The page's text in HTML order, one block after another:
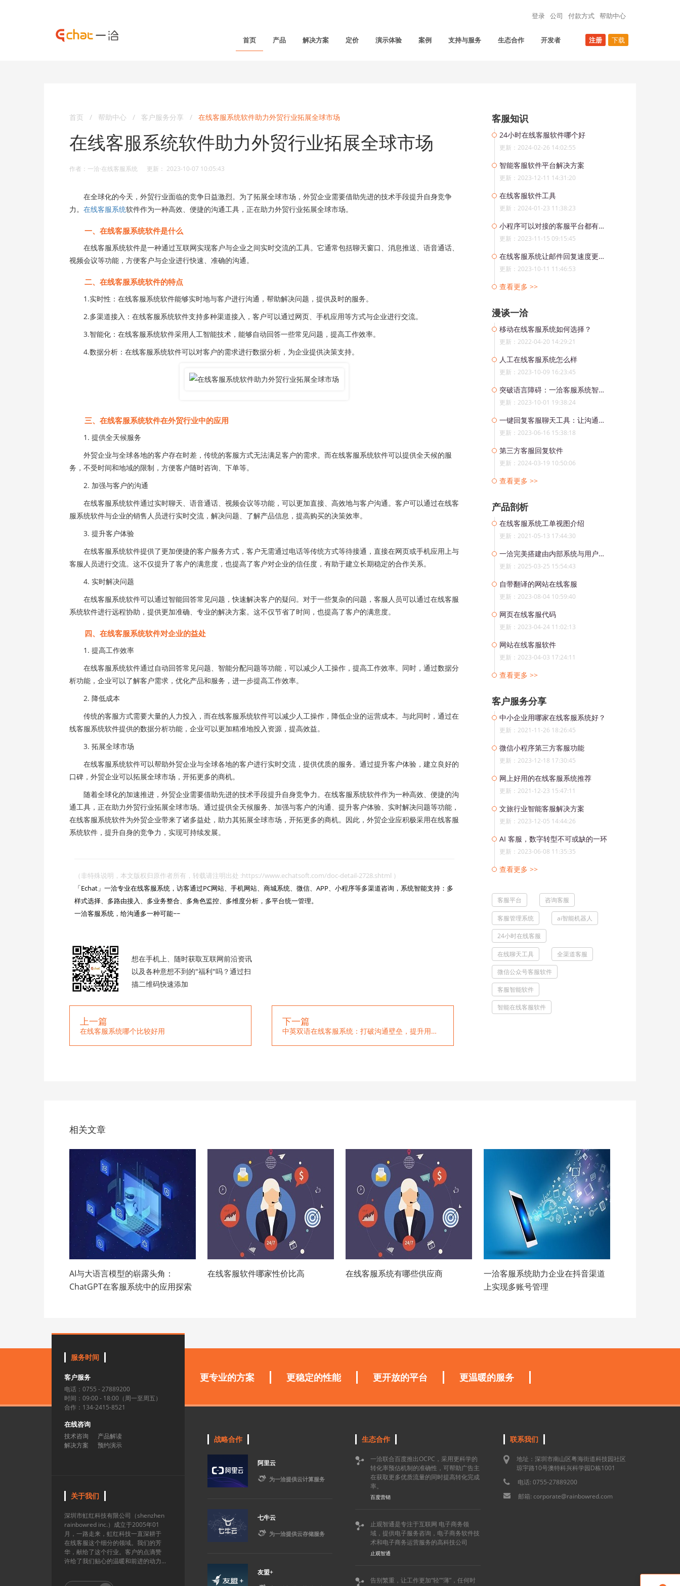
登录 公司 付款方式 帮助中心
首页 产品 解决方案 定价 演示体验 案例 支持与服务 生态合作 开发者 注册 下载
首页 / 帮助中心 / 客户服务分享 / 在线客服系统软件助力外贸行业拓展全球市场
在线客服系统软件助力外贸行业拓展全球市场
作者：一洽·在线客服系统 更新： 2023-10-07 10:05:43
在全球化的今天，外贸行业面临的竞争日益激烈。为了拓展全球市场，外贸企业需要借助先进的技术手段提升自身竞争
力。 在线客服系统软件作为一种高效、便捷的沟通工具，正在助力外贸行业拓展全球市场。
一、在线客服系统软件是什么
在线客服系统软件是一种通过互联网实现客户与企业之间实时交流的工具。它通常包括聊天窗口、消息推送、语音通话、
视频会议等功能，方便客户与企业进行快速、准确的沟通。
二、在线客服系统软件的特点
1.实时性：在线客服系统软件能够实时地与客户进行沟通，帮助解决问题，提供及时的服务。
2.多渠道接入：在线客服系统软件支持多种渠道接入，客户可以通过网页、手机应用等方式与企业进行交流。
3.智能化：在线客服系统软件采用人工智能技术，能够自动回答一些常见问题，提高工作效率。
4.数据分析：在线客服系统软件可以对客户的需求进行数据分析，为企业提供决策支持。
三、在线客服系统软件在外贸行业中的应用
1. 提供全天候服务
外贸企业与全球各地的客户存在时差，传统的客服方式无法满足客户的需求。而在线客服系统软件可以提供全天候的服
务，不受时间和地域的限制，方便客户随时咨询、下单等。
2. 加强与客户的沟通
在线客服系统软件通过实时聊天、语音通话、视频会议等功能，可以更加直接、高效地与客户沟通。客户可以通过在线客
服系统软件与企业的销售人员进行实时交流，解决问题、了解产品信息，提高购买的决策效率。
3. 提升客户体验
在线客服系统软件提供了更加便捷的客户服务方式，客户无需通过电话等传统方式等待接通，直接在网页或手机应用上与
客服人员进行交流。这不仅提升了客户的满意度，也提高了客户对企业的信任度，有助于建立长期稳定的合作关系。
4. 实时解决问题
在线客服系统软件可以通过智能回答常见问题，快速解决客户的疑问。对于一些复杂的问题，客服人员可以通过在线客服
系统软件进行远程协助，提供更加准确、专业的解决方案。这不仅节省了时间，也提高了客户的满意度。
四、在线客服系统软件对企业的益处
1. 提高工作效率
在线客服系统软件通过自动回答常见问题、智能分配问题等功能，可以减少人工操作，提高工作效率。同时，通过数据分
析功能，企业可以了解客户需求，优化产品和服务，进一步提高工作效率。
2. 降低成本
传统的客服方式需要大量的人力投入，而在线客服系统软件可以减少人工操作，降低企业的运营成本。与此同时，通过在
线客服系统软件提供的数据分析功能，企业可以更加精准地投入资源，提高效益。
3. 拓展全球市场
在线客服系统软件可以帮助外贸企业与全球各地的客户进行实时交流，提供优质的服务。通过提升客户体验，建立良好的
口碑，外贸企业可以拓展全球市场，开拓更多的商机。
随着全球化的加速推进，外贸企业需要借助先进的技术手段提升自身竞争力。在线客服系统软件作为一种高效、便捷的沟
通工具，正在助力外贸行业拓展全球市场。通过提供全天候服务、加强与客户的沟通、提升客户体验、实时解决问题等功能，
在线客服系统软件为外贸企业带来了诸多益处，助力其拓展全球市场，开拓更多的商机。因此，外贸企业应积极采用在线客服
系统软件，提升自身的竞争力，实现可持续发展。
（非特殊说明，本文版权归原作者所有，转载请注明出处 :https://www.echatsoft.com/doc-detail-2728.shtml ）
「Echat」一洽专业在线客服系统，访客通过PC网站、手机网站、商城系统、微信、APP、小程序等多渠道咨询，系统智能支持：多
样式选择、多路由接入、多业务整合、多角色监控、多维度分析，多平台统一管理。
一洽客服系统，给沟通多一种可能~~
想在手机上、随时获取互联网前沿资讯
以及各种意想不到的"福利"吗？通过扫
描二维码快速添加
上一篇
在线客服系统哪个比较好用
下一篇
中英双语在线客服系统：打破沟通壁垒，提升用户体验
客服知识
24小时在线客服软件哪个好
更新：2024-02-26 14:02:55
智能客服软件平台解决方案
更新：2023-12-11 14:31:20
在线客服软件工具
更新：2024-01-23 11:38:23
小程序可以对接的客服平台都有哪些
更新：2023-11-15 09:15:45
在线客服系统让邮件回复速度更高效
更新：2023-10-11 11:46:53
查看更多 >>
漫谈一洽
移动在线客服系统如何选择？
更新：2022-04-20 14:29:21
人工在线客服系统怎么样
更新：2023-10-09 16:23:45
突破语言障碍：一洽客服系统智能翻译助力跨境服务
更新：2023-10-01 19:38:24
一键回复客服聊天工具：让沟通更高效
更新：2023-06-16 15:38:18
第三方客服回复软件
更新：2024-03-19 10:50:06
查看更多 >>
产品剖析
在线客服系统工单视图介绍
更新：2021-05-13 17:44:30
一洽完美搭建由内部系统与用户对话窗口的沟通桥梁
更新：2025-03-25 15:54:43
自带翻译的网站在线客服
更新：2023-08-04 10:59:40
网页在线客服代码
更新：2023-04-24 11:02:13
网站在线客服软件
更新：2023-04-03 17:24:11
查看更多 >>
客户服务分享
中小企业用哪家在线客服系统好？
更新：2021-11-26 18:26:45
微信小程序第三方客服功能
更新：2023-12-18 17:30:45
网上好用的在线客服系统推荐
更新：2021-12-23 15:47:11
文旅行业智能客服解决方案
更新：2023-12-05 14:44:26
AI 客服，数字转型不可或缺的一环
更新：2023-06-08 11:35:35
查看更多 >>
客服平台 咨询客服
客服管理系统 ai智能机器人
24小时在线客服
在线聊天工具 全渠道客服
微信公众号客服软件
客服智能软件
智能在线客服软件
相关文章
AI与大语言模型的崭露头角：
ChatGPT在客服系统中的应用探索
在线客服软件哪家性价比高 在线客服系统有哪些供应商
一洽客服系统助力企业在抖音渠道
上实现多账号管理
更专业的方案 更稳定的性能 更开放的平台 更温暖的服务
服务时间
客户服务
电话：0755 - 27889200
时间：09:00 - 18:00（周一至周五）
合作：134-2415-8521
在线咨询
技术咨询
产品解读
解决方案
预约演示
关于我们
深圳市虹红科技有限公司（shenzhen
rainbowred inc.）成立于2005年01
月，一路走来，虹红科技一直深耕于
在线客服这个细分的领域。我们的芳
华，献给了这个行业。客户的点滴赞
许给了我们贴心的温暖和前进的动力...
战略合作
阿里云
 为一洽提供云计算服务
七牛云
 为一洽提供云存储服务
友盟+
生态合作

一洽联合百度推出OCPC，采用更科学的
转化率预估机制的准确性，可帮助广告主
在获取更多优质流量的同时提高转化完成
率。
百度营销

止观智通是专注于互联网 电子商务领
域，提供电子服务咨询，电子商务软件技
术和电子商务运营服务的高科技公司
止观智通

告别繁重，让工作更加“轻”“薄”，任何时
联系我们
地址：深圳市南山区粤海街道科技园社区
琼宇路10号澳特科兴科学园D栋1001
电话: 0755-27889200
邮箱: corporate@rainbowred.com